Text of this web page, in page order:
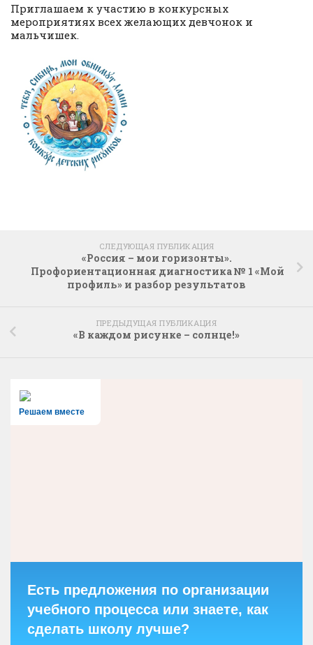
Приглашаем к участию в конкурсных
мероприятиях всех желающих девчонок и
мальчишек.
СЛЕДУЮЩАЯ ПУБЛИКАЦИЯ
«Россия – мои горизонты».
Профориентационная диагностика № 1 «Мой
профиль» и разбор результатов
ПРЕДЫДУЩАЯ ПУБЛИКАЦИЯ
«В каждом рисунке – солнце!»
Решаем вместе
Есть предложения по организации
учебного процесса или знаете, как
сделать школу лучше?